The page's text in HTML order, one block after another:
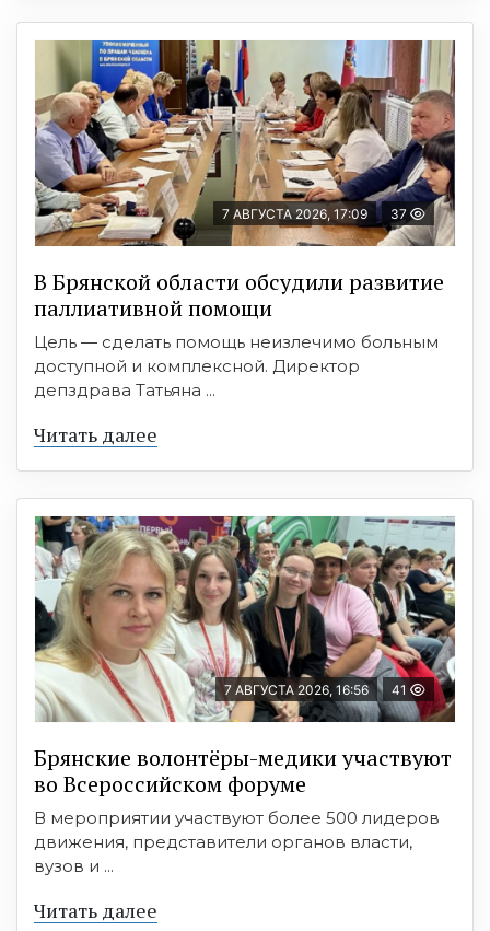
7 АВГУСТА 2026, 17:09 37
В Брянской области обсудили развитие
паллиативной помощи
Цель — сделать помощь неизлечимо больным
доступной и комплексной. Директор
депздрава Татьяна ...
Читать далее
7 АВГУСТА 2026, 16:56 41
Брянские волонтёры-медики участвуют
во Всероссийском форуме
В мероприятии участвуют более 500 лидеров
движения, представители органов власти,
вузов и ...
Читать далее